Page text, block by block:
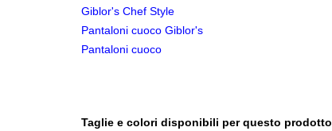
Giblor's Chef Style
Pantaloni cuoco Giblor's
Pantaloni cuoco
Taglie e colori disponibili per questo prodotto